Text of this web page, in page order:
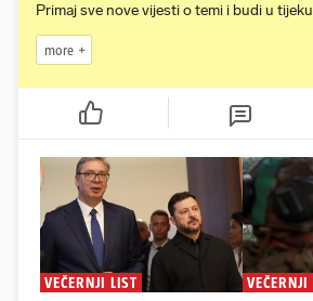
Primaj sve nove vijesti o temi i budi u tijeku
more